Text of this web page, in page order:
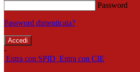
Password
Password dimenticata?
-
Entra con SPID Entra con CIE